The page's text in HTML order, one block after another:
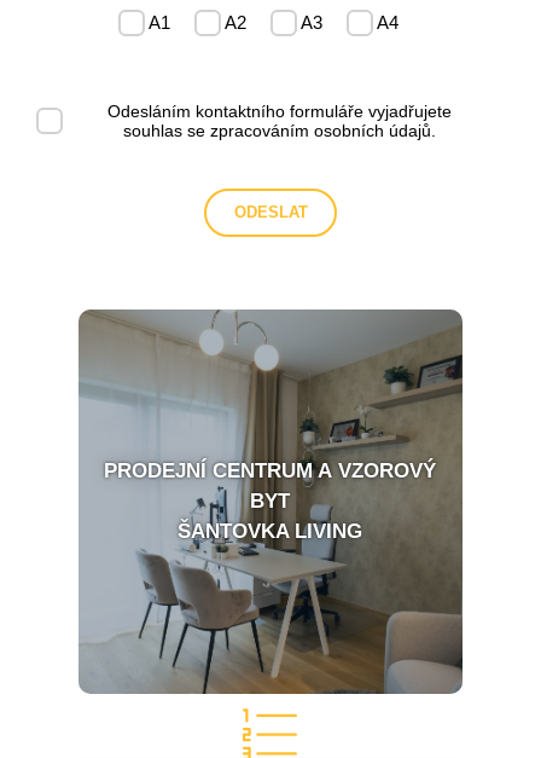
A1 A2 A3 A4
Odesláním kontaktního formuláře vyjadřujete
souhlas se zpracováním osobních údajů
PRODEJNÍ CENTRUM A VZOROVÝ
BYT
ŠANTOVKA LIVING